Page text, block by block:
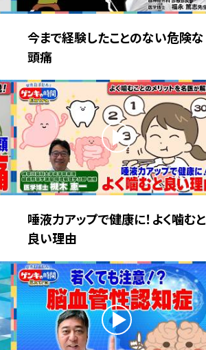
今まで経験したことのない危険な
頭痛
唾液力アップで健康に！よく噛むと
良い理由